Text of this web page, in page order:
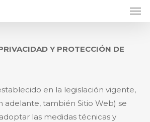
Y PROTECCIÓN DE
en la legislación vigente,
adelante, también Sitio Web) se
las medidas técnicas y